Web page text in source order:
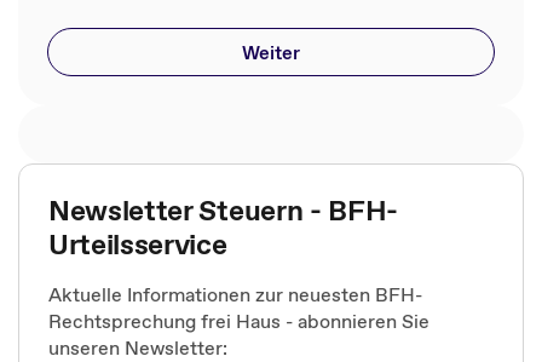
Weiter
Newsletter Steuern - BFH-
Urteilsservice
Aktuelle Informationen zur neuesten BFH-
Rechtsprechung frei Haus - abonnieren Sie
unseren Newsletter: